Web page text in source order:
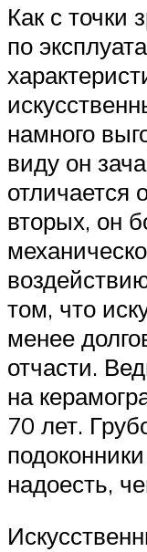
Как с точки
по
намного
виду он
отличается
вторых, он
том, что
менее
отчасти.
на
70 лет.
надоесть,